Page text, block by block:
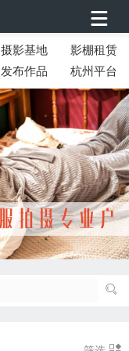
摄影基地
影棚租赁
发布作品 杭州平台